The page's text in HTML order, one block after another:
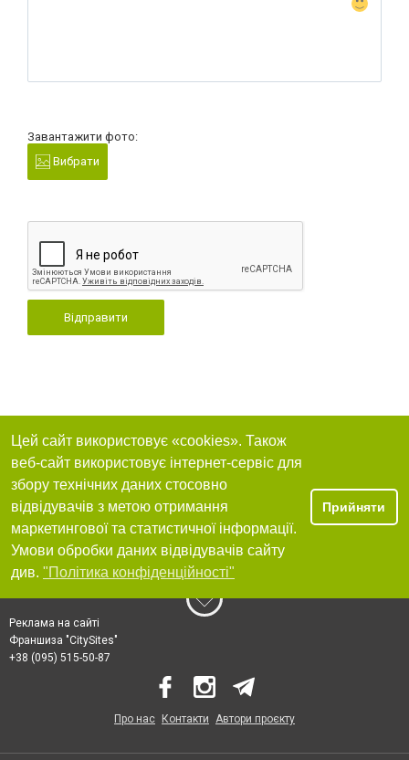
Завантажити фото:
Вибрати
Відправити
Цей сайт використовує «cookies». Також
веб-сайт використовує інтернет-сервіс для
збору технічних даних стосовно
відвідувачів з метою отримання
маркетингової та статистичної інформації.
Умови обробки даних відвідувачів сайту
див. "Політика конфіденційності"
Прийняти
Реклама на сайті
Франшиза "CitySites"
+38 (095) 515-50-87
Про нас Контакти Автори проєкту